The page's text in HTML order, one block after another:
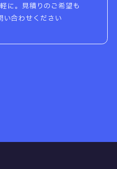
に。見積りのご希望も
い合わせください